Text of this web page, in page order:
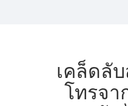
เคล็ดลั
โทรจา